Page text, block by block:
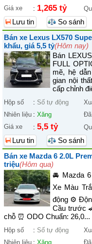
Giá xe
: 1,265 tỷ
Lưu tin
So sánh
Bán xe Lexus LX570
khẩu, giá 5,5 tỷ(Hôm nay)
Bán
FULL
mẽ, hệ
gian nội
cấp chỉnh
Hộp số : Số tự động
Nhiên liệu : Xăng
Giá xe
: 5,5 tỷ
Lưu tin
So sánh
Bán xe Mazda 6 2.0L
triệu(Hôm qua)
🚘 Mazda
Xe Màu
động ⚙️
Cầu trước
chỗ ⏰ ODO Chuẩn: 26,0...
Hộp số : Số tự động
Nhiên liệu : Xăng